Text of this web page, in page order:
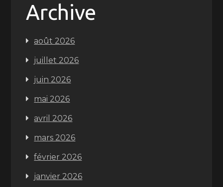
Archive
août 2026
juillet 2026
juin 2026
mai 2026
avril 2026
mars 2026
février 2026
janvier 2026